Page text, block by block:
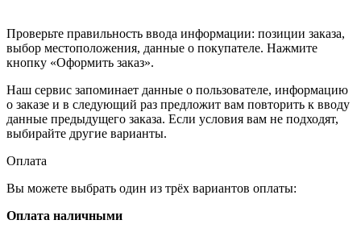
Проверьте правильность ввода информации: позиции заказа,
выбор местоположения, данные о покупателе. Нажмите
кнопку «Оформить заказ».
Наш сервис запоминает данные о пользователе, информацию
о заказе и в следующий раз предложит вам повторить к вводу
данные предыдущего заказа. Если условия вам не подходят,
выбирайте другие варианты.
Оплата
Вы можете выбрать один из трёх вариантов оплаты:
Оплата наличными